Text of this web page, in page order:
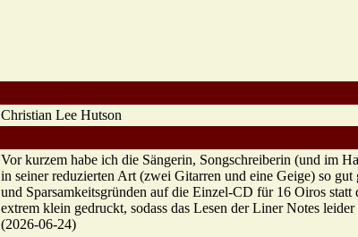
Christian Lee Hutson
Vor kurzem habe ich die Sängerin, Songschreiberin (und im
in seiner reduzierten Art (zwei Gitarren und eine Geige) so
und Sparsamkeitsgründen auf die Einzel-CD für 16 Oiros
extrem klein gedruckt, sodass das Lesen der Liner Notes
(2026-06-24)